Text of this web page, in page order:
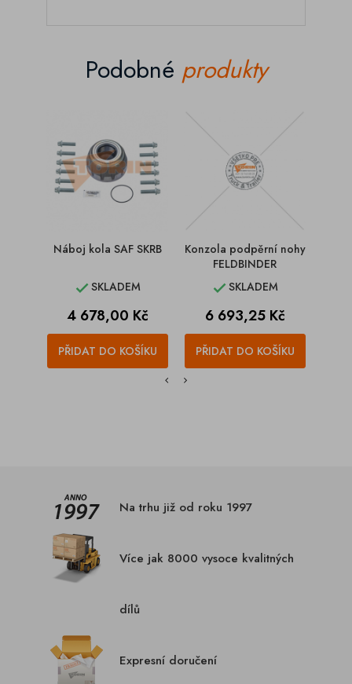
Podobné produkty
Náboj kola SAF SKRB
SKLADEM
Cena
4 678,00 Kč
PŘIDAT DO KOŠÍKU
Konzola podpěrní nohy
FELDBINDER
SKLADEM
Cena
6 693,25 Kč
PŘIDAT DO KOŠÍKU
Na trhu již od roku 1997
Více jak 8000 vysoce kvalitných
dílů
Expresní doručení